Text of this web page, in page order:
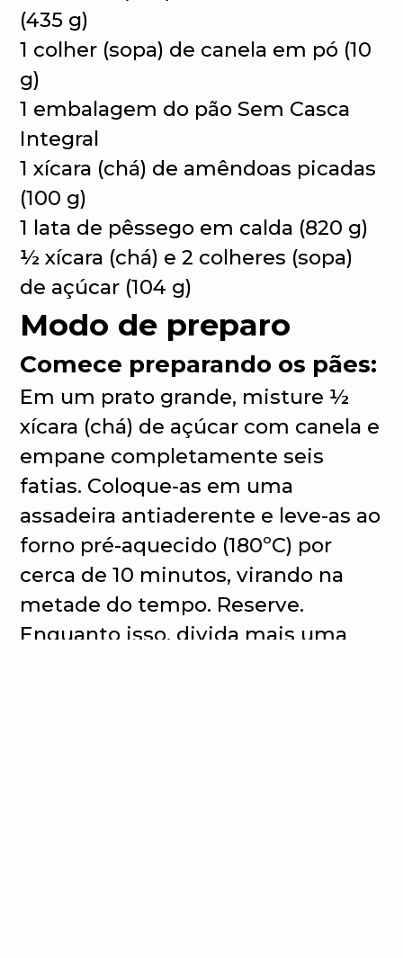
(435 g)
1 colher (sopa) de canela em pó (10
g)
1 embalagem do pão Sem Casca
Integral
1 xícara (chá) de amêndoas picadas
(100 g)
1 lata de pêssego em calda (820 g)
½ xícara (chá) e 2 colheres (sopa)
de açúcar (104 g)
Modo de preparo
Comece preparando os pães:
Em um prato grande, misture ½
xícara (chá) de açúcar com canela e
empane completamente seis
fatias. Coloque-as em uma
assadeira antiaderente e leve-as ao
forno pré-aquecido (180ºC) por
cerca de 10 minutos, virando na
metade do tempo. Reserve.
Enquanto isso, divida mais uma